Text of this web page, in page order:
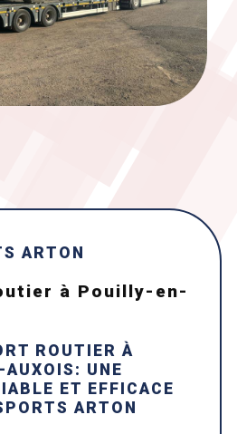
ARTON
ROUTIER À
AUXOIS : UNE
ET EFFICACE
ARTON